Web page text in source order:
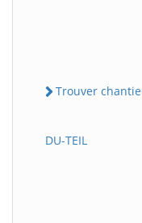
Trouver
DU-TEIL